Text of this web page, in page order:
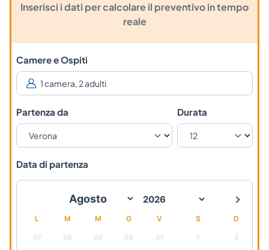
Inserisci i dati per calcolare il preventivo in tempo
reale
Camere e Ospiti
Partenza da Durata
Data di partenza
L M M G V S D
27 28 29 30 31 1 2